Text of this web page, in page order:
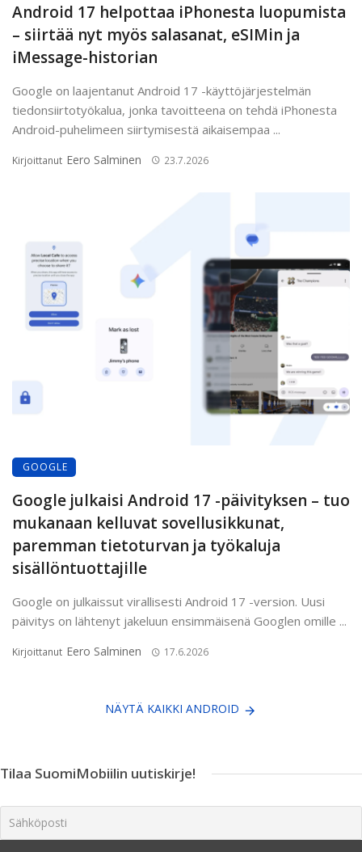
Android 17 helpottaa iPhonesta luopumista
– siirtää nyt myös salasanat, eSIMin ja
iMessage-historian
Google on laajentanut Android 17 -käyttöjärjestelmän
tiedonsiirtotyökalua, jonka tavoitteena on tehdä iPhonesta
Android-puhelimeen siirtymisestä aikaisempaa ...
Kirjoittanut Eero Salminen 23.7.2026
GOOGLE
Google julkaisi Android 17 -päivityksen – tuo
mukanaan kelluvat sovellusikkunat,
paremman tietoturvan ja työkaluja
sisällöntuottajille
Google on julkaissut virallisesti Android 17 -version. Uusi
päivitys on lähtenyt jakeluun ensimmäisenä Googlen omille ...
Kirjoittanut Eero Salminen 17.6.2026
NÄYTÄ KAIKKI ANDROID
Tilaa SuomiMobiilin uutiskirje!